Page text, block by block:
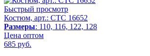
Быстрый просмотр
Костюм, арт.: CTC 16652
Размеры: 110, 116, 122, 128
Цена оптом
685 руб.